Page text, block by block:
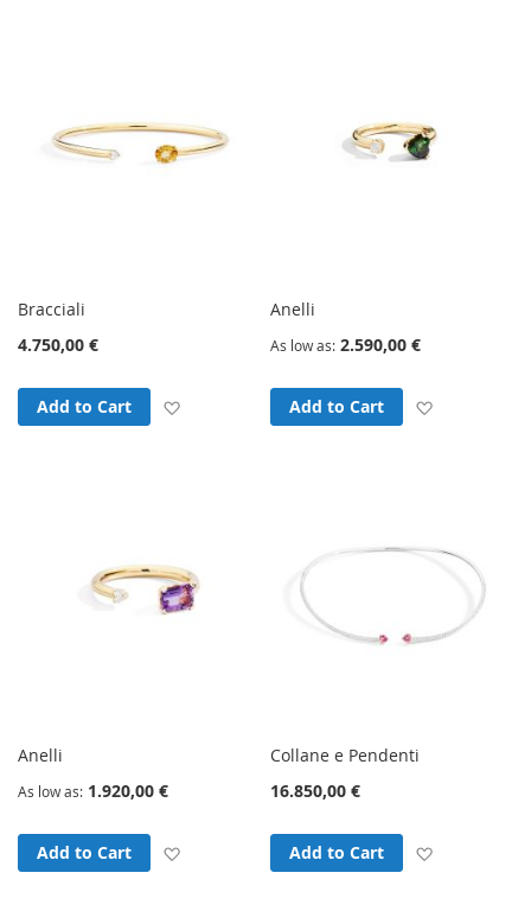
Bracciali
4.750,00 €
Add to Cart Add to Wish List
Anelli
As low as 2.590,00 €
Add to Cart
Anelli
As low as 1.920,00 €
Add to Cart Add to Wish List
Collane e Pendenti
16.850,00 €
Add to Cart